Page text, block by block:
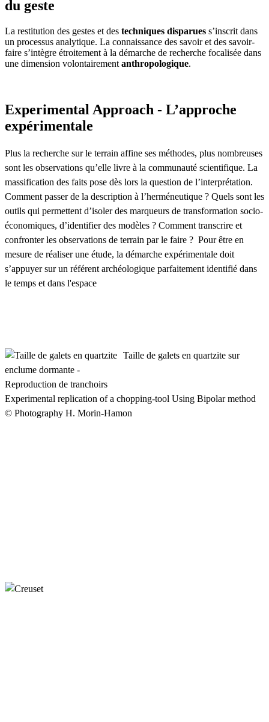
du geste
La restitution des gestes et des techniques disparues s’inscrit dans
un processus analytique. La connaissance des savoir et des savoir-
faire s’intègre étroitement à la démarche de recherche focalisée dans
une dimension volontairement anthropologique.
Experimental Approach - L’approche
expérimentale
Plus la recherche sur le terrain affine ses méthodes, plus nombreuses
sont les observations qu’elle livre à la communauté scientifique. La
massification des faits pose dès lors la question de l’interprétation.
Comment passer de la description à l’herméneutique ? Quels sont les
outils qui permettent d’isoler des marqueurs de transformation socio-
économiques, d’identifier des modèles ? Comment transcrire et
confronter les observations de terrain par le faire ? Pour être en
mesure de réaliser une étude, la démarche expérimentale doit
s’appuyer sur un référent archéologique parfaitement identifié dans
le temps et dans l'espace
Taille de galets en quartzite sur
enclume dormante -
Reproduction de tranchoirs
Experimental replication of a chopping-tool Using Bipolar method
© Photography H. Morin-Hamon